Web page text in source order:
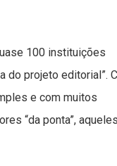
100 instituições
projeto editorial”.
e com muitos
“da ponta”, aqueles